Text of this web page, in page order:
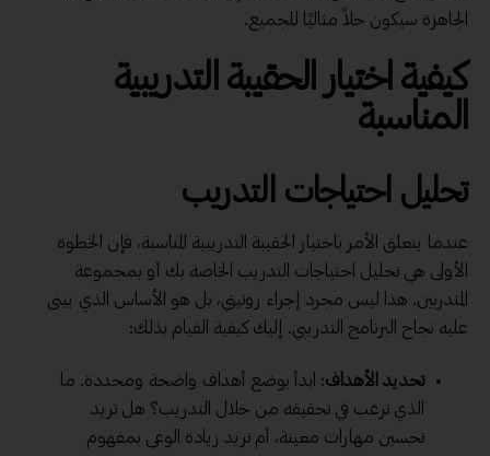
الجاهزة سيكون حلاً مثاليًا للجميع.
كيفية اختيار الحقيبة التدريبية
المناسبة
تحليل احتياجات التدريب
عندما يتعلق الأمر باختيار الحقيبة التدريبية المناسبة، فإن الخطوة
الأولى هي تحليل احتياجات التدريب الخاصة بك أو بمجموعة
المتدربين. هذا ليس مجرد إجراء روتيني، بل هو الأساس الذي يبنى
عليه نجاح البرنامج التدريبي. إليك كيفية القيام بذلك:
تحديد الأهداف: ابدأ بوضع أهداف واضحة ومحددة. ما
الذي ترغب في تحقيقه من خلال التدريب؟ هل تريد
تحسين مهارات معينة، أم تريد زيادة الوعي بمفهوم